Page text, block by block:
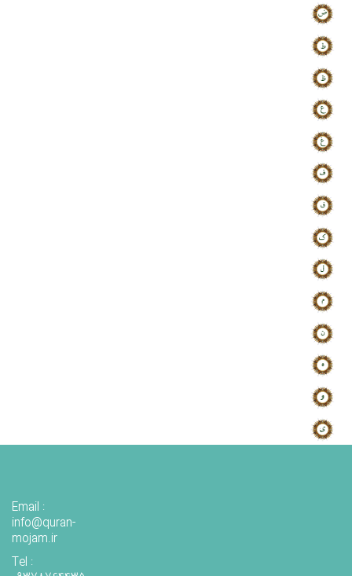
Email :
info@quran-
mojam.ir
Tel :